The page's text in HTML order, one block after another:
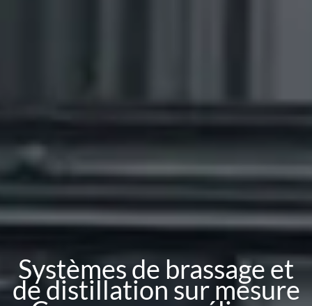
Systèmes de brassage et
de distillation sur mesure